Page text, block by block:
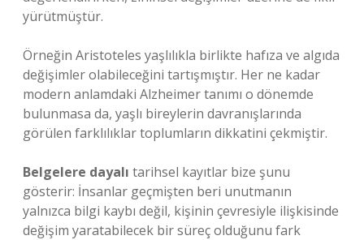
yürütmüştür.
Örneğin Aristoteles yaşlılıkla birlikte hafıza ve algıda
değişimler olabileceğini tartışmıştır. Her ne kadar
modern anlamdaki Alzheimer tanımı o dönemde
bulunmasa da, yaşlı bireylerin davranışlarında
görülen farklılıklar toplumların dikkatini çekmiştir.
Belgelere dayalı tarihsel kayıtlar bize şunu
gösterir: İnsanlar geçmişten beri unutmanın
yalnızca bilgi kaybı değil, kişinin çevresiyle ilişkisinde
değişim yaratabilecek bir süreç olduğunu fark